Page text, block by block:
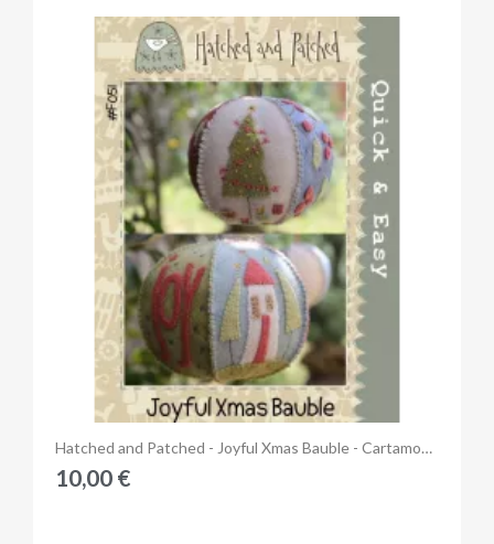
Anteprima Hatched and Patched - Joyful Xmas Bauble - Cartamodello, Anni Downs
10,00 €